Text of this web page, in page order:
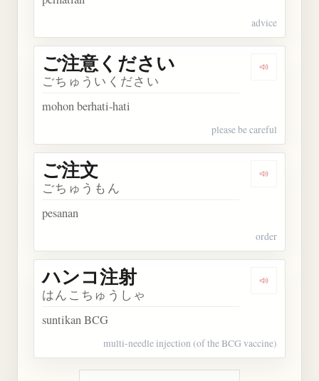
advice
Dengarkan
ご注意ください
ごちゅういください
mohon berhati-hati
please be careful
Dengarkan
ご注文
ごちゅうもん
pesanan
order
Dengarkan
ハンコ注射
はんこちゅうしゃ
suntikan BCG
multi-needle injection (of the BCG vaccine)